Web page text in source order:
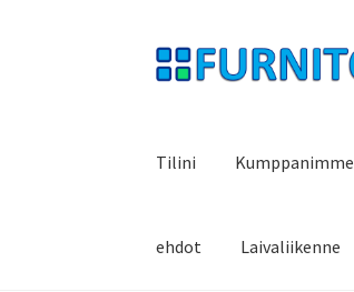
Siirry
navigointiin
Siirry
sisältöön
Tilini Kumppanimme
ehdot Laivaliikenne